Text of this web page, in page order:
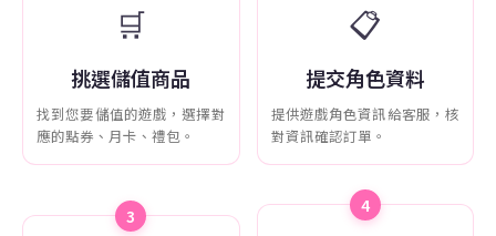
🛒
挑選儲值商品
找到您要儲值的遊戲，選擇對
應的點券、月卡、禮包。
📋
提交角色資料
提供遊戲角色資訊給客服，核
對資訊確認訂單。
3 4